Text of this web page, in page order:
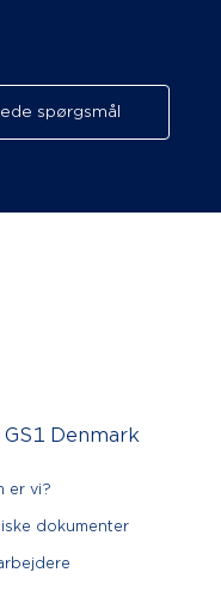
spørgsmål
Denmark
er vi?
dokumenter